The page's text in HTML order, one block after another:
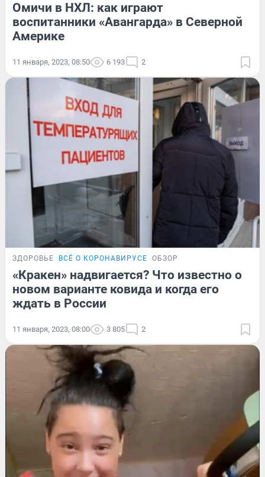
Омичи в НХЛ: как играют
воспитанники «Авангарда» в Северной
Америке
11 января, 2023, 08:50 6 193 2
ЗДОРОВЬЕ ВСЁ О КОРОНАВИРУСЕ ОБЗОР
«Кракен» надвигается? Что известно о
новом варианте ковида и когда его
ждать в России
11 января, 2023, 08:00 3 805 2